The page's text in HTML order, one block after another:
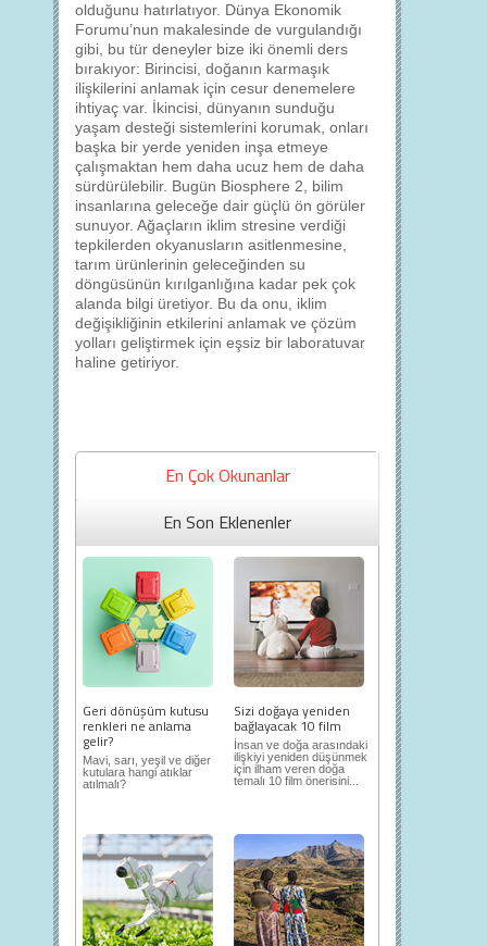
olduğunu hatırlatıyor. Dünya Ekonomik
Forumu’nun makalesinde de vurgulandığı
gibi, bu tür deneyler bize iki önemli ders
bırakıyor: Birincisi, doğanın karmaşık
ilişkilerini anlamak için cesur denemelere
ihtiyaç var. İkincisi, dünyanın sunduğu
yaşam desteği sistemlerini korumak, onları
başka bir yerde yeniden inşa etmeye
çalışmaktan hem daha ucuz hem de daha
sürdürülebilir. Bugün Biosphere 2, bilim
insanlarına geleceğe dair güçlü ön görüler
sunuyor. Ağaçların iklim stresine verdiği
tepkilerden okyanusların asitlenmesine,
tarım ürünlerinin geleceğinden su
döngüsünün kırılganlığına kadar pek çok
alanda bilgi üretiyor. Bu da onu, iklim
değişikliğinin etkilerini anlamak ve çözüm
yolları geliştirmek için eşsiz bir laboratuvar
haline getiriyor.
En Çok Okunanlar
En Son Eklenenler
Geri dönüşüm kutusu
renkleri ne anlama
gelir?
Mavi, sarı, yeşil ve diğer
kutulara hangi atıklar
atılmalı?
Sizi doğaya yeniden
bağlayacak 10 film
İnsan ve doğa arasındaki
ilişkiyi yeniden düşünmek
için ilham veren doğa
temalı 10 film önerisini...